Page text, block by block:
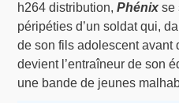
h264 distribution,Phénix se
péripéties d’un soldat qui,
de son fils adolescent avant
devient l’entraîneur de son
une bande de jeunes